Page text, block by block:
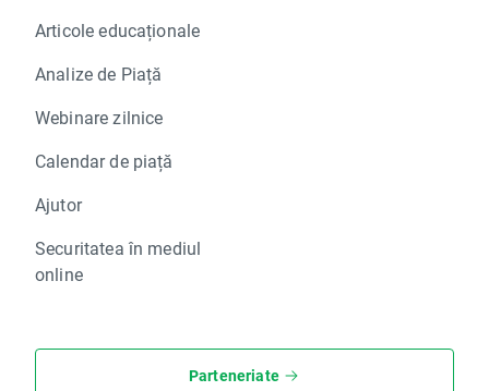
Articole educaționale
Analize de Piață
Webinare zilnice
Calendar de piață
Ajutor
Securitatea în mediul
online
Parteneriate